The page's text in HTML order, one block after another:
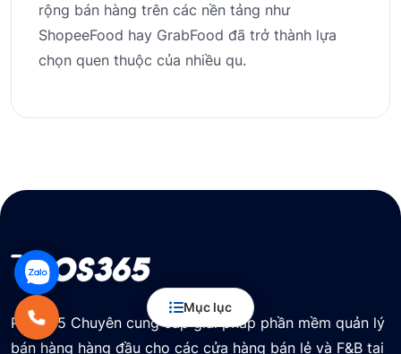
Mục lục
rộng bán hàng trên các nền tảng như
ShopeeFood hay GrabFood đã trở thành lựa
chọn quen thuộc của nhiều qu.
POS365 Chuyên cung cấp giải pháp phần mềm quản lý
bán hàng hàng đầu cho các cửa hàng bán lẻ và F&B tại